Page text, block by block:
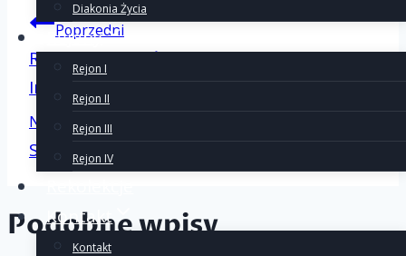
Diakonia Życia
Rejony
Rejon I
Rejon II
Rejon III
Rejon IV
Kontakt
Kontakt
wpisu
Poprzedni
Rejonowy Dzień Wspólnoty w
Inowrocławiu
Następny
Spotkanie Diecezjalnej Diakonii Jedności
Podobne wpisy